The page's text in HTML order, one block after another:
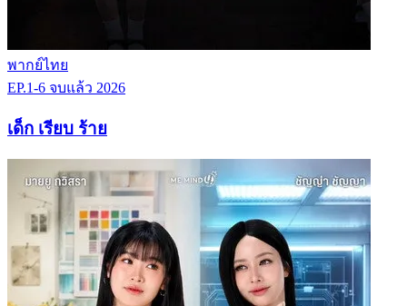
พากย์ไทย
EP.1-6 จบแล้ว 2026
เด็ก เรียบ ร้าย